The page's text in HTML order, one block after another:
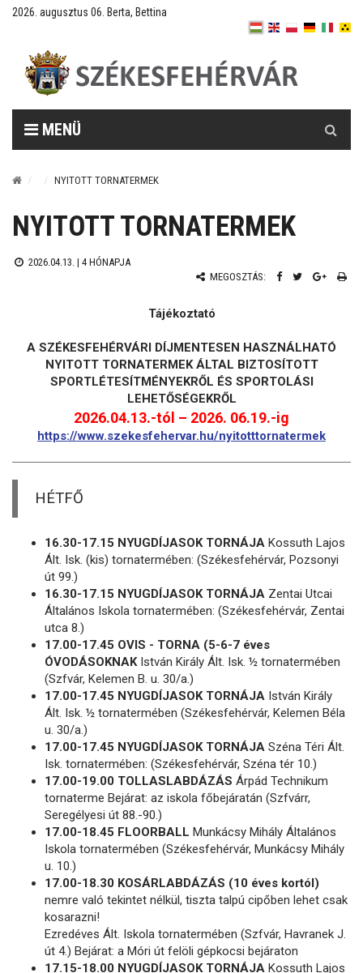
2026. augusztus 06. Berta, Bettina
MENÜ
NYITOTT TORNATERMEK
NYITOTT TORNATERMEK
2026.04.13. | 4 HÓNAPJA
MEGOSZTÁS:
Tájékoztató
A SZÉKESFEHÉRVÁRI DÍJMENTESEN HASZNÁLHATÓ
NYITOTT TORNATERMEK ÁLTAL BIZTOSÍTOTT
SPORTLÉTESÍTMÉNYEKRŐL ÉS SPORTOLÁSI
LEHETŐSÉGEKRŐL
2026.04.13.-tól – 2026. 06.19.-ig
https://www.szekesfehervar.hu/nyitotttornatermek
HÉTFŐ
16.30-17.15 NYUGDÍJASOK TORNÁJA Kossuth Lajos
Ált. Isk. (kis) tornatermében: (Székesfehérvár, Pozsonyi
út 99.)
16.30-17.15 NYUGDÍJASOK TORNÁJA Zentai Utcai
Általános Iskola tornatermében: (Székesfehérvár, Zentai
utca 8.)
17.00-17.45 OVIS - TORNA (5-6-7 éves
ÓVODÁSOKNAKIstván Király Ált. Isk. ½ tornatermében
(Szfvár, Kelemen B. u. 30/a.)
17.00-17.45 NYUGDÍJASOK TORNÁJA István Király
Ált. Isk. ½ tornatermében (Székesfehérvár, Kelemen Béla
u. 30/a.)
17.00-17.45 NYUGDÍJASOK TORNÁJA Széna Téri Ált.
Isk. tornatermében: (Székesfehérvár, Széna tér 10.)
17.00-19.00 TOLLASLABDÁZÁS Árpád Technikum
tornaterme Bejárat: az iskola főbejáratán (Szfvárr,
Seregélyesi út 88.-90.)
17.00-18.45 FLOORBALL Munkácsy Mihály Általános
Iskola tornatermében (Székesfehérvár, Munkácsy Mihály
u. 10.)
17.00-18.30 KOSÁRLABDÁZÁS (10 éves kortól)
nemre való tekintet nélkül, tiszta talpú cipőben lehet csak
kosarazni!
Ezredéves Ált. Iskola tornatermében (Szfvár, Havranek J.
út 4.) Bejárat: a Móri út felöli gépkocsi bejáraton
17.15-18.00 NYUGDÍJASOK TORNÁJA Kossuth Lajos